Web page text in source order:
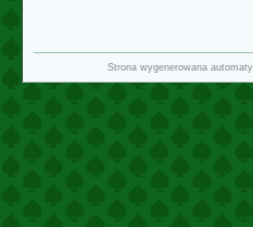
Strona wygenerowana